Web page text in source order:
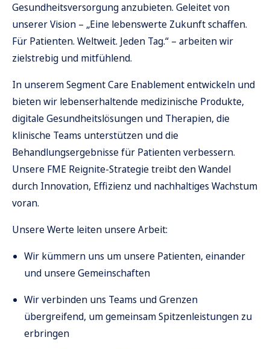
Gesundheitsversorgung anzubieten. Geleitet von
unserer Vision – „Eine lebenswerte Zukunft schaffen.
Für Patienten. Weltweit. Jeden Tag.“ – arbeiten wir
zielstrebig und mitfühlend.
In unserem Segment Care Enablement entwickeln und
bieten wir lebenserhaltende medizinische Produkte,
digitale Gesundheitslösungen und Therapien, die
klinische Teams unterstützen und die
Behandlungsergebnisse für Patienten verbessern.
Unsere FME Reignite-Strategie treibt den Wandel
durch Innovation, Effizienz und nachhaltiges Wachstum
voran.
Unsere Werte leiten unsere Arbeit:
Wir kümmern uns um unsere Patienten, einander
und unsere Gemeinschaften
Wir verbinden uns Teams und Grenzen
übergreifend, um gemeinsam Spitzenleistungen zu
erbringen